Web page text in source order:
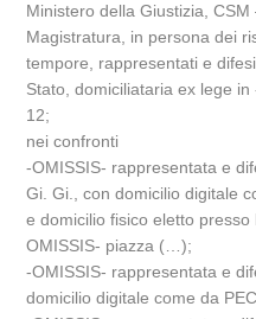
Ministero della Giustizia,
Magistratura, in persona dei
tempore, rappresentati e
Stato, domiciliataria ex lege in
12;
nei confronti
-OMISSIS- rappresentata e
Gi. Gi., con domicilio digitale
e domicilio fisico eletto presso
OMISSIS- piazza (…);
-OMISSIS- rappresentata e
domicilio digitale come da